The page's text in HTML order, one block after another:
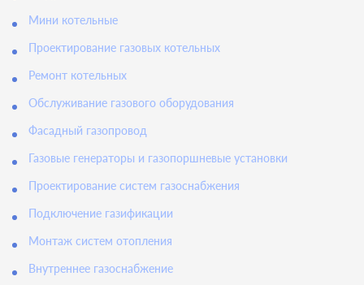
Мини котельные
Проектирование газовых котельных
Ремонт котельных
Обслуживание газового оборудования
Фасадный газопровод
Газовые генераторы и газопоршневые установки
Проектирование систем газоснабжения
Подключение газификации
Монтаж систем отопления
Внутреннее газоснабжение